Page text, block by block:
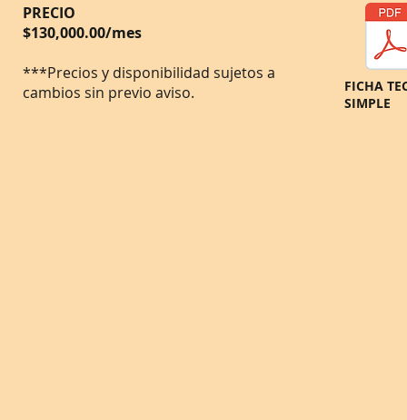
PRECIO
$130,000.00/mes
***Precios y disponibilidad sujetos a
cambios sin previo aviso.
SIMPLE